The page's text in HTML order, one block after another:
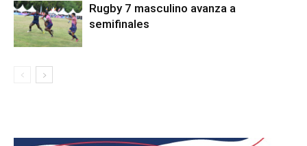
Rugby 7 masculino avanza a
semifinales